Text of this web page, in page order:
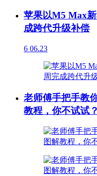
苹果以M5 Max
成跨代升级补偿
6 06.23
老师傅手把手教
教程，你不试试？